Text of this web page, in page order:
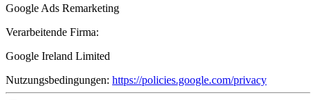
Google Ads Remarketing
Verarbeitende Firma:
Google Ireland Limited
Nutzungsbedingungen: https://policies.google.com/privacy